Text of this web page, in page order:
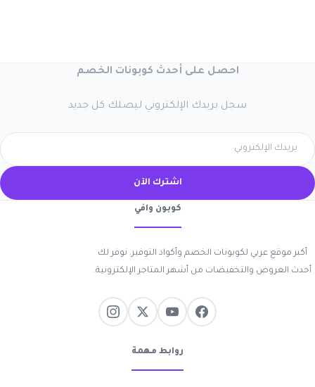
احصل على أحدث كوبونات الخصم
سجل بريدك الإلكتروني ليصلك كل جديد
اشترك الآن
كوبون وافي
أكبر موقع عربي لكوبونات الخصم وأكواد التوفير. نوفر لك
أحدث العروض والتخفيضات من أشهر المتاجر الإلكترونية.
روابط مهمة